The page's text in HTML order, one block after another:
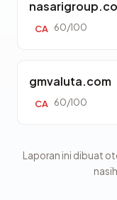
CA 60/100
gmvaluta.com
CA 60/100
Laporan ini dibuat